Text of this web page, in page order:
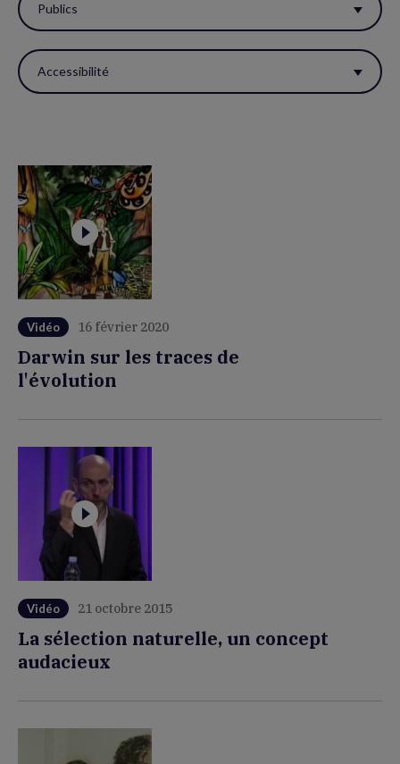
Publics
Accessibilité
Vidéo 16 février 2020
Darwin sur les traces de
l'évolution
Vidéo 21 octobre 2015
La sélection naturelle, un concept
audacieux